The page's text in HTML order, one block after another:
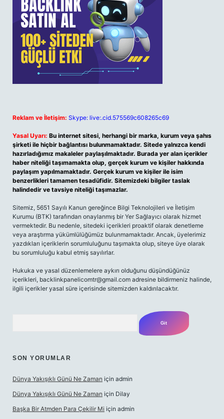
Reklam ve İletişim: Skype: live:.cid.575569c608265c69
Yasal Uyarı: Bu internet sitesi, herhangi bir marka, kurum veya şahıs
şirketi ile hiçbir bağlantısı bulunmamaktadır. Sitede yalnızca kendi
hazırladığımız makaleler paylaşılmaktadır. Burada yer alan içerikler
haber niteliği taşımamakta olup, gerçek kurum ve kişiler hakkında
paylaşım yapılmamaktadır. Gerçek kurum ve kişiler ile isim
benzerlikleri tamamen tesadüfidir. Sitemizdeki bilgiler taslak
halindedir ve tavsiye niteliği taşımazlar.
Sitemiz, 5651 Sayılı Kanun gereğince Bilgi Teknolojileri ve İletişim
Kurumu (BTK) tarafından onaylanmış bir Yer Sağlayıcı olarak hizmet
vermektedir. Bu nedenle, sitedeki içerikleri proaktif olarak denetleme
veya araştırma yükümlülüğümüz bulunmamaktadır. Ancak, üyelerimiz
yazdıkları içeriklerin sorumluluğunu taşımakta olup, siteye üye olarak
bu sorumluluğu kabul etmiş sayılırlar.
Hukuka ve yasal düzenlemelere aykırı olduğunu düşündüğünüz
içerikleri, backlinkpanelicomtr@gmail.com adresine bildirmeniz halinde,
ilgili içerikler yasal süre içerisinde sitemizden kaldırılacaktır.
SON YORUMLAR
Dünya Yakışıklı Günü Ne Zaman için admin
Dünya Yakışıklı Günü Ne Zaman için Dilay
Başka Bir Atmden Para Çekilir Mi için admin